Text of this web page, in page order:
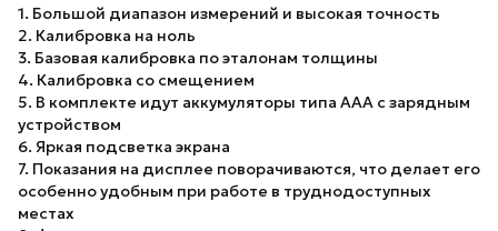
1. Большой диапазон измерений и высокая точность
2. Калибровка на ноль
3. Базовая калибровка по эталонам толщины
4. Калибровка со смещением
5. В комплекте идут аккумуляторы типа ААА с зарядным
устройством
6. Яркая подсветка экрана
7. Показания на дисплее поворачиваются, что делает его
особенно удобным при работе в труднодоступных
местах